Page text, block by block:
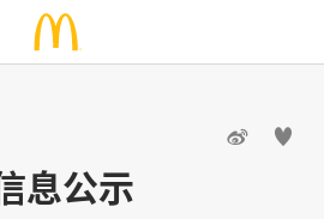
 
息公示